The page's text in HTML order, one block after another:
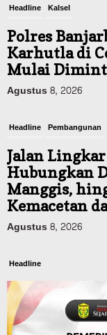
Headline Kalsel
Polres
Karhutla di
Mulai
Agustus 8, 2026
Headline Pembangunan
Jalan
Hubungkan
Manggis,
Kemacetan
Agustus 8, 2026
Headline
Panaskan
FPTI
Kalsel